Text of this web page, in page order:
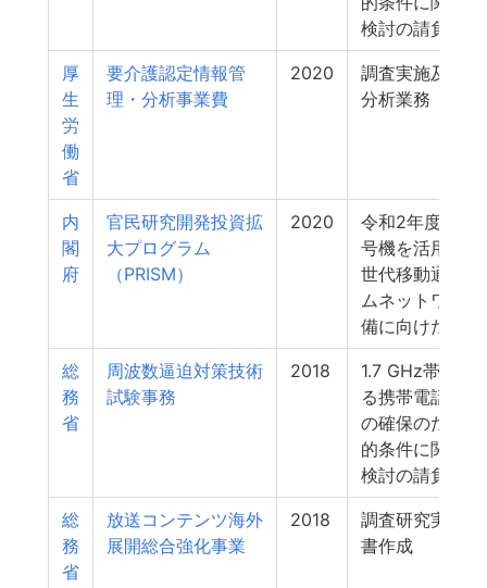
検討の請負
厚
生
労
働
省
要介護認定情報管
理・分析事業費
2020
調査実施及び集
分析業務
内
閣
府
官民研究開発投資拡
大プログラム
（PRISM）
2020
令和2年度 交
号機を活用した
世代移動通信シ
ムネットワー
備に向けた調査
総
務
省
周波数逼迫対策技術
試験事務
2018
1.7 GHz帯等に
る携帯電話用
の確保のための
的条件に関す
検討の請負
総
務
省
放送コンテンツ海外
展開総合強化事業
2018
調査研究実施、
書作成